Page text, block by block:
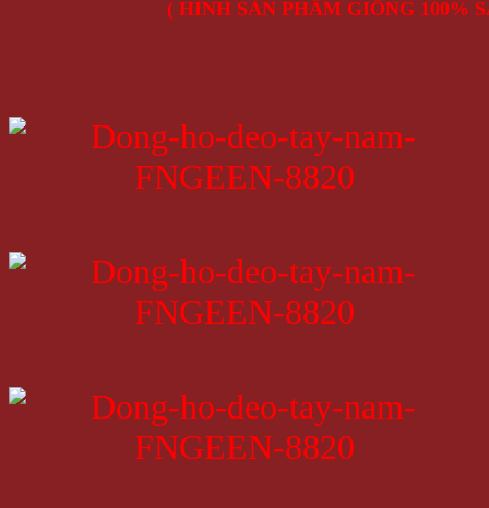
( HÌNH SẢN PHẨM GIỐNG 100%